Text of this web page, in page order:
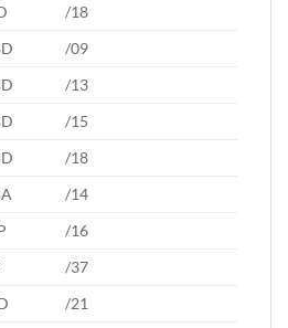
/18
/09
/13
/15
/18
/14
/16
/37
/21